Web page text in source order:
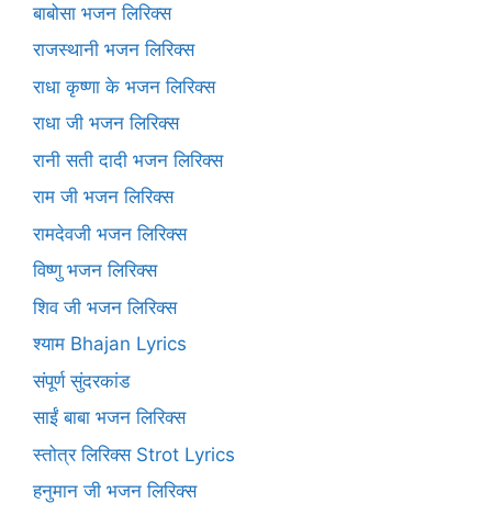
बाबोसा भजन लिरिक्स
राजस्थानी भजन लिरिक्स
राधा कृष्णा के भजन लिरिक्स
राधा जी भजन लिरिक्स
रानी सती दादी भजन लिरिक्स
राम जी भजन लिरिक्स
रामदेवजी भजन लिरिक्स
विष्णु भजन लिरिक्स
शिव जी भजन लिरिक्स
श्याम Bhajan Lyrics
संपूर्ण सुंदरकांड
साईं बाबा भजन लिरिक्स
स्तोत्र लिरिक्स Strot Lyrics
हनुमान जी भजन लिरिक्स